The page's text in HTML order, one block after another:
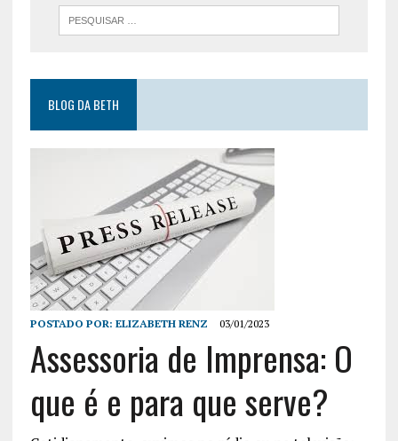
BLOG DA BETH
POSTADO POR: ELIZABETH RENZ 03/01/2023
Assessoria de Imprensa: O
que é e para que serve?